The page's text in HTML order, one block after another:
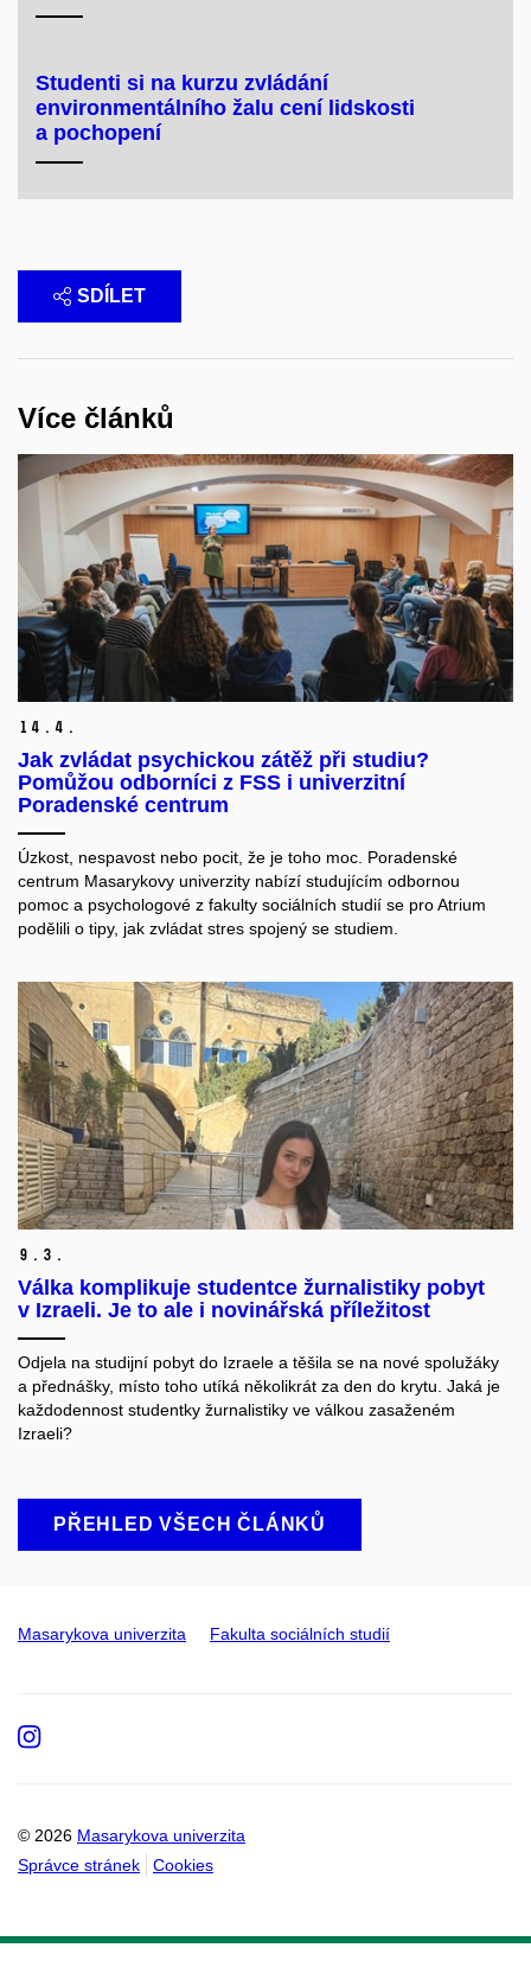
Studenti si na kurzu zvládání
environmentálního žalu cení lidskosti
a pochopení
SDÍLET
Více článků
14. 4.
Jak zvládat psychickou zátěž při studiu?
Pomůžou odborníci z FSS i univerzitní
Poradenské centrum
Úzkost, nespavost nebo pocit, že je toho moc. Poradenské
centrum Masarykovy univerzity nabízí studujícím odbornou
pomoc a psychologové z fakulty sociálních studií se pro Atrium
podělili o tipy, jak zvládat stres spojený se studiem.
9. 3.
Válka komplikuje studentce žurnalistiky pobyt
v Izraeli. Je to ale i novinářská příležitost
Odjela na studijní pobyt do Izraele a těšila se na nové spolužáky
a přednášky, místo toho utíká několikrát za den do krytu. Jaká je
každodennost studentky žurnalistiky ve válkou zasaženém
Izraeli?
PŘEHLED VŠECH ČLÁNKŮ
Masarykova univerzita Fakulta sociálních studií
© 2026 Masarykova univerzita
Správce stránek
Cookies
Instagram